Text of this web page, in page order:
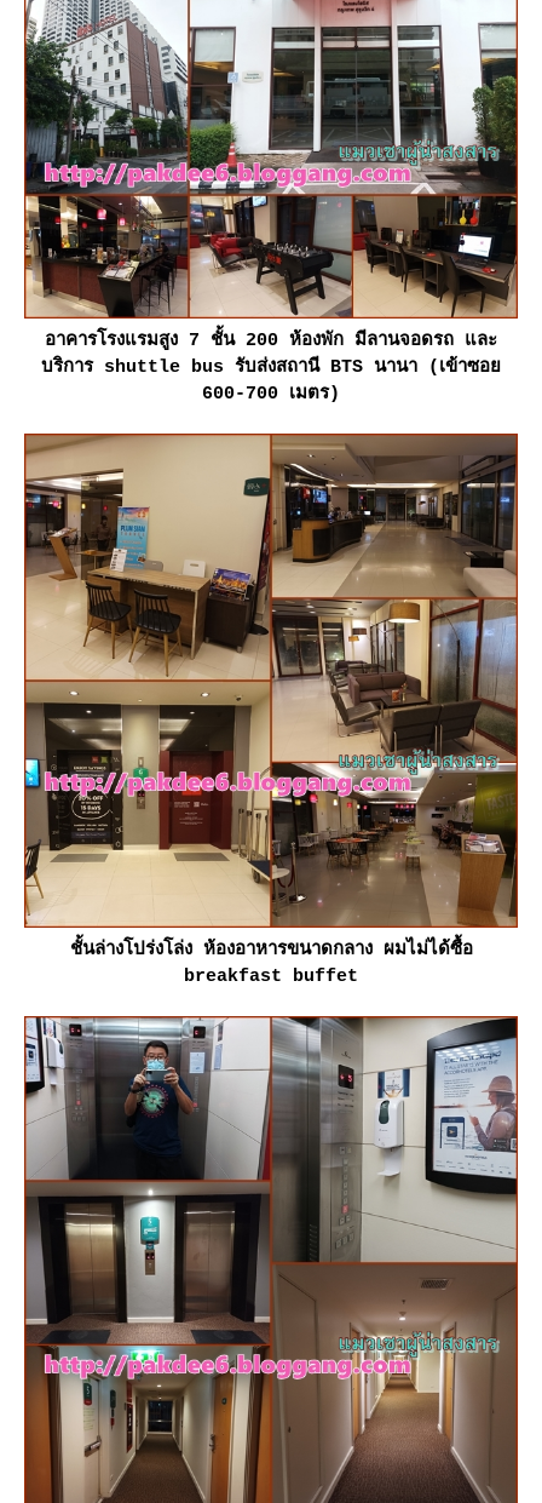
อาคารโรงแรมสูง 7 ชั้น 200 ห้องพัก มีลานจอดรถ และ
บริการ shuttle bus รับส่งสถานี BTS นานา (เข้าซอ
600-700 เมตร)
ชั้นล่างโปร่งโล่ง ห้องอาหารขนาดกลาง ผมไม่ได้ซื้อ
breakfast buffet